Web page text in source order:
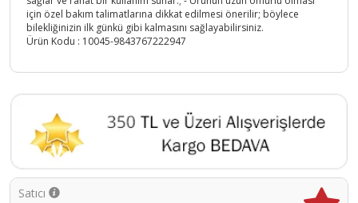
için özel bakım talimatlarına dikkat edilmesi önerilir; böylece
bilekliğinizin ilk günkü gibi kalmasını sağlayabilirsiniz.
Ürün Kodu : 10045-9843767222947
Satıcı